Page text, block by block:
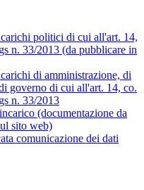
politici di cui all'art. 14,
n. 33/2013 (da pubblicare in
di amministrazione, di
governo di cui all'art. 14, co.
n. 33/2013
(documentazione da
sito web)
comunicazione dei dati